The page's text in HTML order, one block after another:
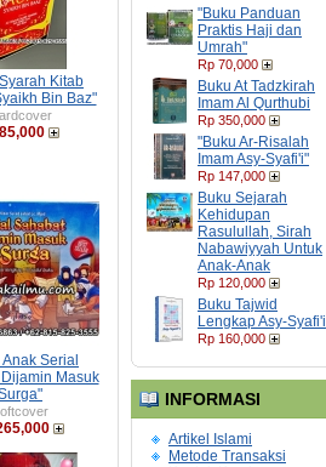
"Buku Panduan
Praktis Haji dan
Umrah"
Rp 70,000
Buku At Tadzkirah
Imam Al Qurthubi
Rp 350,000
"Buku Ar-Risalah
Imam Asy-Syafi'i"
Rp 147,000
Buku Sejarah
Kehidupan
Rasulullah, Sirah
Nabawiyyah Untuk
Anak-Anak
Rp 120,000
Buku Tajwid
Lengkap Asy-Syafi'i
Rp 160,000
INFORMASI
Artikel Islami
Metode Transaksi
Kitab
Bin Baz"
Serial
Masuk